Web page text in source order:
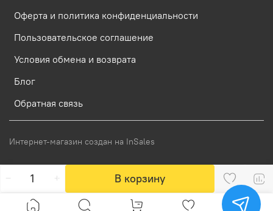
В корзину
Оферта и политика конфиденциальности
Пользовательское соглашение
Условия обмена и возврата
Блог
Обратная связь
Интернет-магазин создан на InSales